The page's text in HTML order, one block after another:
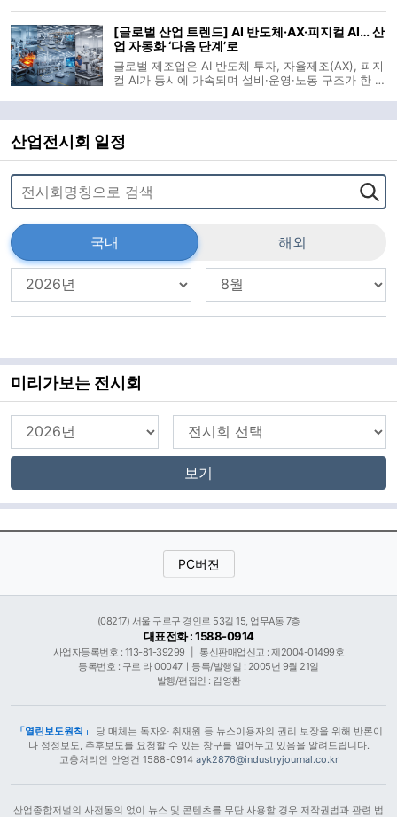
의 고도화를 견인할 전망이다. 실
[글로벌 산업 트렌드] AI 반도체·AX·피지컬 AI… 산
업 자동화 ‘다음 단계’로
글로벌 제조업은 AI 반도체 투자, 자율제조(AX), 피지
컬 AI가 동시에 가속되며 설비·운영·노동 구조가 한 번
에이전트 AI와 휴머노이드 로봇이 ‘사람+AI’ 협업을
전제로 한 산업 운영
산업전시회 일정
국내 해외
미리가보는 전시회
보기
PC버젼
(08217) 서울 구로구 경인로 53길 15, 업무A동 7층
대표전화 : 1588-0914
사업자등록번호 : 113-81-39299
통신판매업신고 : 제2004-01499호
등록번호 : 구로 라 00047ㅣ등록/발행일 : 2005년 9월 21일
발행/편집인 : 김영환
「열린보도원칙」
당 매체는 독자와 취재원 등 뉴스이용자의 권리 보장을 위해 반론이
나 정정보도, 추후보도를 요청할 수 있는 창구를 열어두고 있음을 알려드립니다.
고충처리인 안영건 1588-0914 ayk2876@industryjournal.co.kr
산업종합저널의 사전동의 없이 뉴스 및 콘텐츠를 무단 사용할 경우 저작권법과 관련 법